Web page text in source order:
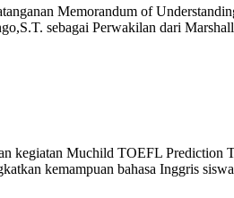
Memorandum of
sebagai Perwakilan dari
Muchild TOEFL Prediction
kemampuan bahasa Inggris